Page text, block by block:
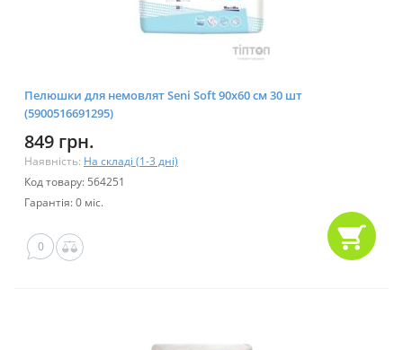
Пелюшки для немовлят Seni Soft 90x60 см 30 шт
(5900516691295)
849 грн.
Наявність: На складі (1-3 дні)
Код товару: 564251
Гарантія: 0 міс.
0